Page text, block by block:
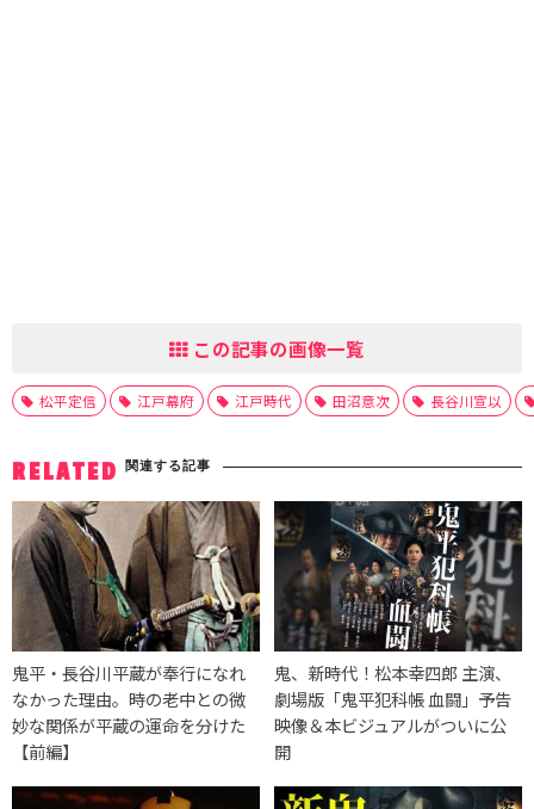
この記事の画像一覧
松平定信 江戸幕府 江戸時代 田沼意次 長谷川宣以
RELATED 関連する記事
鬼平・長谷川平蔵が奉行になれ
なかった理由。時の老中との微
妙な関係が平蔵の運命を分けた
【前編】
鬼、新時代！松本幸四郎 主演、
劇場版「鬼平犯科帳 血闘」予告
映像＆本ビジュアルがついに公
開